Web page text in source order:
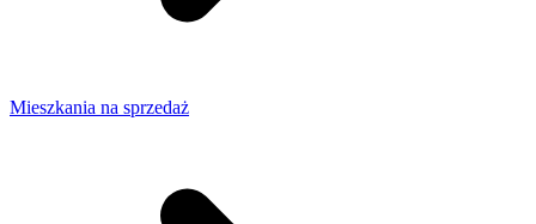
Mieszkania na sprzedaż